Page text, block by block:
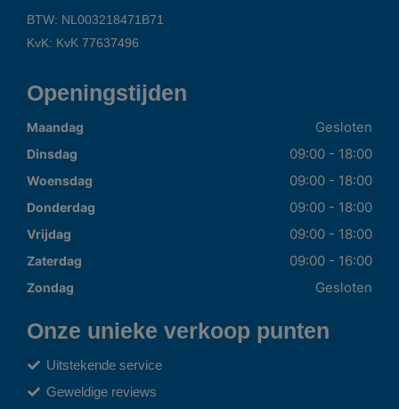
BTW: NL003218471B71
KvK: KvK 77637496
Openingstijden
Maandag Gesloten
Dinsdag 09:00 - 18:00
Woensdag 09:00 - 18:00
Donderdag 09:00 - 18:00
Vrijdag 09:00 - 18:00
Zaterdag 09:00 - 16:00
Zondag Gesloten
Onze unieke verkoop punten
Uitstekende service
Geweldige reviews